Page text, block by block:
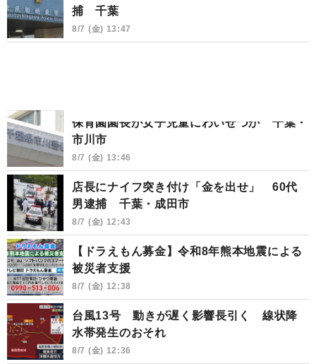
捕 千葉
8/7 (金) 13:47
保育園園長が女子児童にわいせつか 千葉・
市川市
8/7 (金) 13:46
店長にナイフ突き付け「金を出せ」 60代
男逮捕 千葉・成田市
8/7 (金) 12:43
【ドラえもん募金】令和8年熊本地震による
被災者支援
8/7 (金) 12:38
台風13号 動きが遅く影響長引く 線状降
水帯発生のおそれ
8/7 (金) 12:36